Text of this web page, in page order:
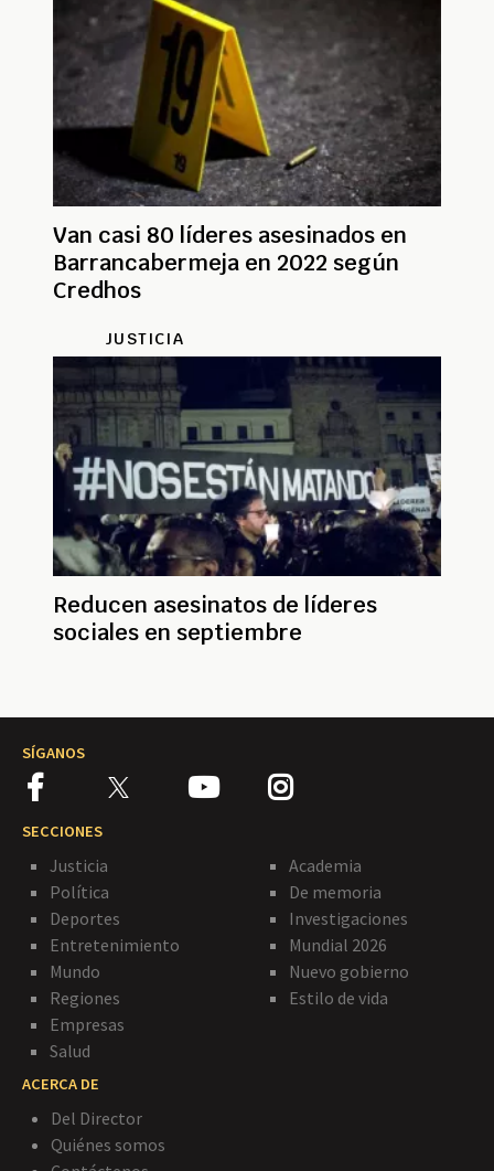
Van casi 80 líderes asesinados en
Barrancabermeja en 2022 según
Credhos
JUSTICIA
Reducen asesinatos de líderes
sociales en septiembre
SÍGANOS
SECCIONES
Justicia
Política
Deportes
Entretenimiento
Mundo
Regiones
Empresas
Salud
Academia
De memoria
Investigaciones
Mundial 2026
Nuevo gobierno
Estilo de vida
ACERCA DE
Del Director
Quiénes somos